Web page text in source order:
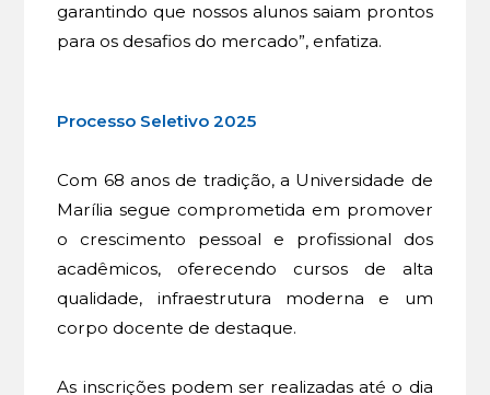
garantindo que nossos alunos saiam prontos
para os desafios do mercado”, enfatiza.
Processo Seletivo 2025
Com 68 anos de tradição, a Universidade de
Marília segue comprometida em promover
o crescimento pessoal e profissional dos
acadêmicos, oferecendo cursos de alta
qualidade, infraestrutura moderna e um
corpo docente de destaque.
As inscrições podem ser realizadas até o dia